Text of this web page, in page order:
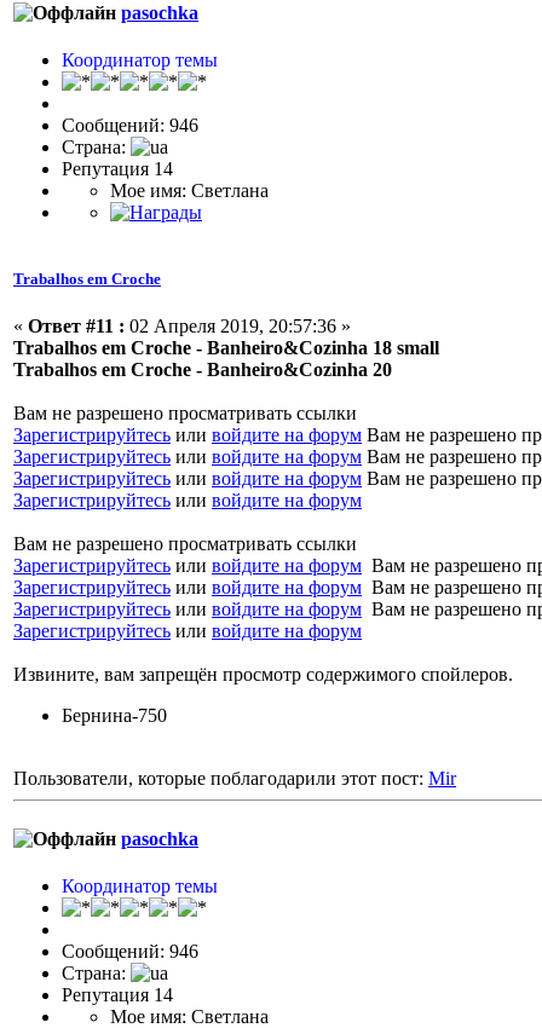
pasochka
Координатор темы
Сообщений: 946
Страна:
Репутация 14
Мое имя: Светлана
Trabalhos em Croche
« Ответ #11 : 02 Апреля 2019, 20:57:36 »
Trabalhos em Croche - Banheiro&Cozinha 18 small
Trabalhos em Croche - Banheiro&Cozinha 20
Вам не разрешено просматривать ссылки
Зарегистрируйтесь или войдите на форум Вам не разрешено
Зарегистрируйтесь или войдите на форум Вам не разрешено
Зарегистрируйтесь или войдите на форум Вам не разрешено
Зарегистрируйтесь или войдите на форум
Вам не разрешено просматривать ссылки
Зарегистрируйтесь или войдите на форум Вам не разрешено
Зарегистрируйтесь или войдите на форум Вам не разрешено
Зарегистрируйтесь или войдите на форум Вам не разрешено
Зарегистрируйтесь или войдите на форум
Извините, вам запрещён просмотр содержимого спойлеров.
Бернина-750
Пользователи, которые поблагодарили этот пост: Mir
pasochka
Координатор темы
Сообщений: 946
Страна:
Репутация 14
Мое имя: Светлана